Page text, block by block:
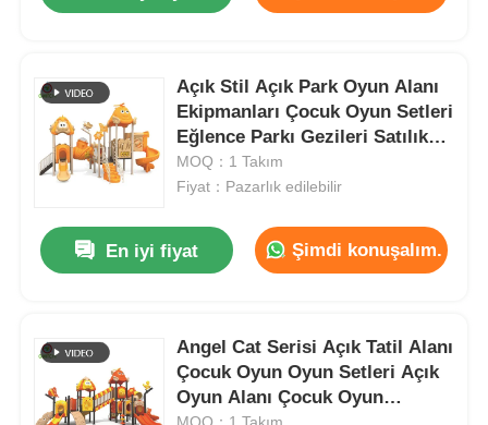
Evde
Bizim Hakkımızda
Açık Stil Açık Park Oyun Alanı
Ekipmanları Çocuk Oyun Setleri
Eğlence Parkı Gezileri Satılık
Kaliteli Plastik Slaytlar
MOQ：1 Takım
Fiyat：Pazarlık edilebilir
En iyi fiyat Şimdi konuşalım.
Angel Cat Serisi Açık Tatil Alanı
Çocuk Oyun Oyun Setleri Açık
Oyun Alanı Çocuk Oyun
MOQ：1 Takım